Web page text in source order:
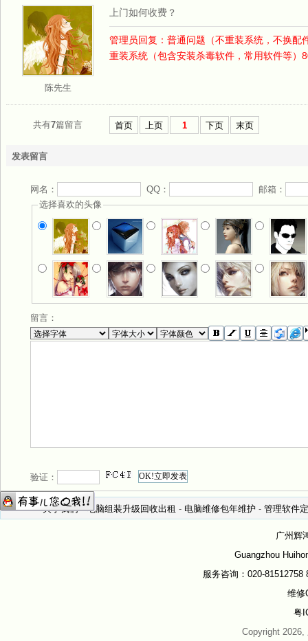
陈先生
上门如何收费？
管理员回复：普通问题（不重装系统，不换配
重装系统（包含安装杀毒软件，常用软件等）
共有7篇留言 首页 上页 1 下页 末页
发表留言
网名： QQ：
邮箱：
选择喜欢的头像
留言：
验证：
关于我们-电脑组装升级回收出租 - 电脑维修包年维护 - 管理软件
广州辉
Guangzhou
服务咨询：020-81512758
维修
粤
Copyright 2026,